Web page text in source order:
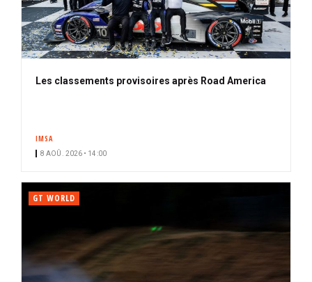
Les classements provisoires après Road America
IMSA
8 AOÛ. 2026 • 14:00
GT WORLD